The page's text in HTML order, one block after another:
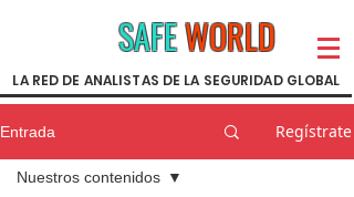
SAFEWORLD
LA RED DE ANALISTAS DE LA SEGURIDAD GLOBAL
Entrada Regístrate
Nuestros contenidos